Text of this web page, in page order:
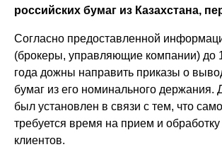
российских бумаг из Казахстана,
Согласно предоставленной
(брокеры, управляющие компании) до
года дожны направить приказы о
бумаг из его номинального держания.
был установлен в связи с тем, что
требуется время на прием и обработку
клиентов.